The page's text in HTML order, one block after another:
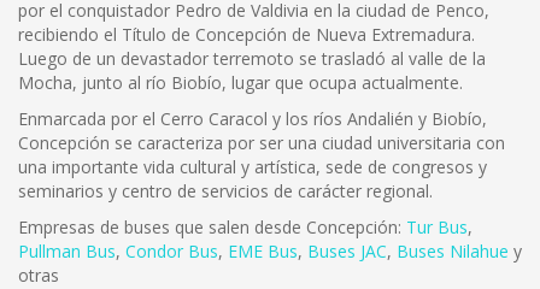
por el conquistador Pedro de Valdivia en la ciudad de Penco,
recibiendo el Título de Concepción de Nueva Extremadura.
Luego de un devastador terremoto se trasladó al valle de la
Mocha, junto al río Biobío, lugar que ocupa actualmente.
Enmarcada por el Cerro Caracol y los ríos Andalién y Biobío,
Concepción se caracteriza por ser una ciudad universitaria con
una importante vida cultural y artística, sede de congresos y
seminarios y centro de servicios de carácter regional.
Empresas de buses que salen desde Concepción: Tur Bus,
Pullman Bus, Condor Bus, EME Bus, Buses JAC, Buses Nilahue y
otras